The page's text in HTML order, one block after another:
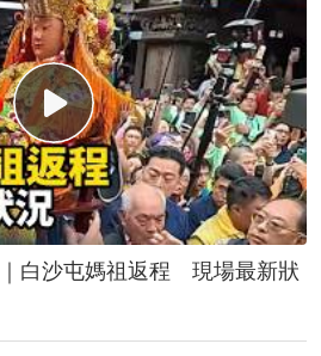
白沙屯媽祖返程 現場最新狀